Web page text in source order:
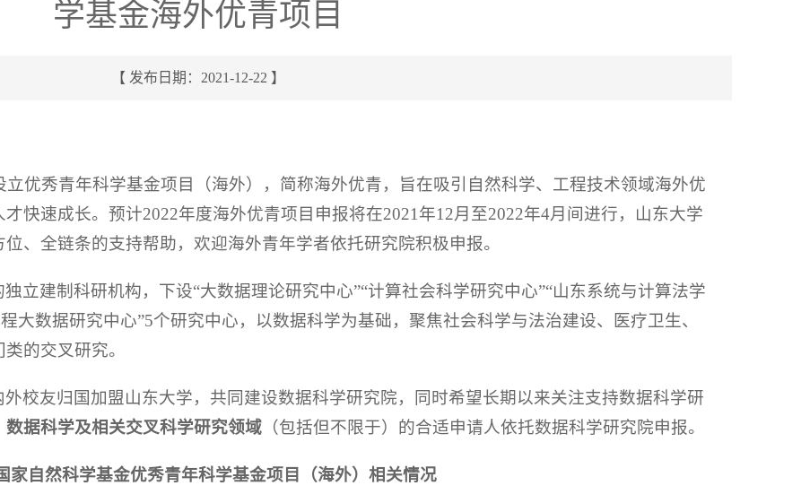
学基金海外优青项目
【 发布日期：2021-12-22 】
立优秀青年科学基金项目（海外），简称海外优青，旨在吸引自然科学、工程技术领域海外优
快速成长。预计2022年度海外优青项目申报将在2021年12月至2022年4月间进行，山东大学
、全链条的支持帮助，欢迎海外青年学者依托研究院积极申报。
立建制科研机构，下设“大数据理论研究中心”“计算社会科学研究中心”“山东系统与计算法学
大数据研究中心”5个研究中心，以数据科学为基础，聚焦社会科学与法治建设、医疗卫生、
的交叉研究。
校友归国加盟山东大学，共同建设数据科学研究院，同时希望长期以来关注支持数据科学研
数据科学及相关交叉科学研究领域 （包括但不限于）的合适申请人依托数据科学研究院申报。
家自然科学基金优秀青年科学基金项目（海外）相关情况